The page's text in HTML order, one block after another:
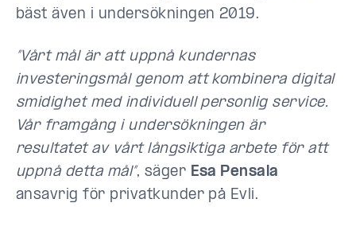
bäst även i undersökningen 2019.
”Vårt mål är att uppnå kundernas
investeringsmål genom att kombinera digital
smidighet med individuell personlig service.
Vår framgång i undersökningen är
resultatet avvårt långsiktiga arbete för att
uppnå detta mål”, säger Esa Pensala
ansavrig för privatkunder på Evli.